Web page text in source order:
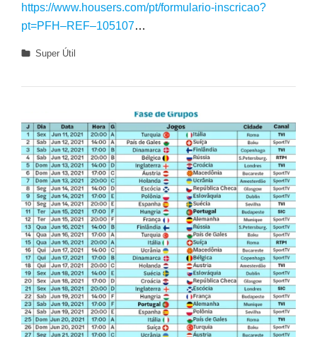
https://www.housers.com/pt/formulario-inscricao?
pt=PFH–REF–105107…
Categories
Super Útil